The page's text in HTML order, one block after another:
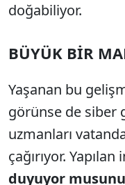
doğabiliyor.
BÜYÜK BİR
Yaşanan bu
görünse de siber
uzmanları
çağırıyor.
duyuyor